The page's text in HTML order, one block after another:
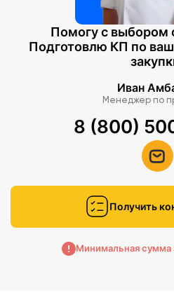
— транспортировочная
Паспорт изделия, Руководство
Методические рекомендации.
Помогу с выбором
Подготовлю КП по
Иван
Менеджер по
8 (800)
Получить
Минимальная сумма